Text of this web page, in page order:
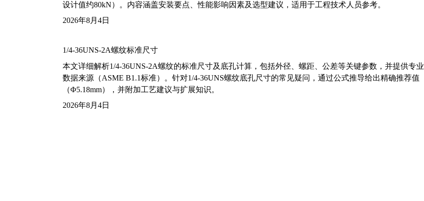
设计值约80kN）。内容涵盖安装要点、性能影响因素及选型建议，适用于工程技术人员参考。
2026年8月4日
1/4-36UNS-2A螺纹标准尺寸
本文详细解析1/4-36UNS-2A螺纹的标准尺寸及底孔计算，包括外径、螺距、公差等关键参数，并提供专业
数据来源（ASME B1.1标准）。针对1/4-36UNS螺纹底孔尺寸的常见疑问，通过公式推导给出精确推荐值
（Φ5.18mm），并附加工艺建议与扩展知识。
2026年8月4日